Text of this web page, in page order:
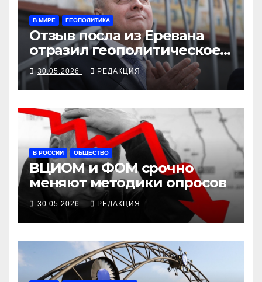
В МИРЕ ГЕОПОЛИТИКА
Отзыв посла из Еревана
отразил геополитическое
поражение РФ
30.05.2026 РЕДАКЦИЯ
В РОССИИ ОБЩЕСТВО
ВЦИОМ и ФОМ срочно
меняют методики опросов
30.05.2026 РЕДАКЦИЯ